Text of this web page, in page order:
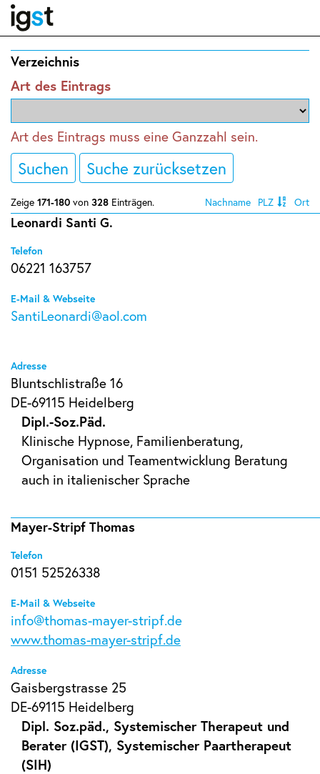
Verzeichnis
Art des Eintrags
Art des Eintrags muss eine Ganzzahl sein.
Suchen Suche zurücksetzen
Ort
PLZ
Nachname
Zeige 171-180 von 328 Einträgen.
Leonardi Santi G.
Telefon
06221 163757
E-Mail & Webseite
SantiLeonardi@aol.com
Adresse
Bluntschlistraße 16
DE-69115 Heidelberg
Dipl.-Soz.Päd.
Klinische Hypnose, Familienberatung,
Organisation und Teamentwicklung Beratung
auch in italienischer Sprache
Mayer-Stripf Thomas
Telefon
0151 52526338
E-Mail & Webseite
info@thomas-mayer-stripf.de
www.thomas-mayer-stripf.de
Adresse
Gaisbergstrasse 25
DE-69115 Heidelberg
Dipl. Soz.päd., Systemischer Therapeut und
Berater (IGST), Systemischer Paartherapeut
(SIH)